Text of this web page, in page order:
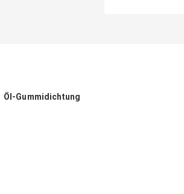
Öl-Gummidichtung